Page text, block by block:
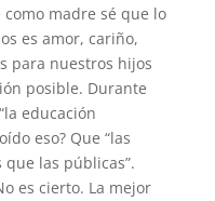
como madre sé que lo
es amor, cariño,
para nuestros hijos
posible. Durante
educación
eso? Que “las
las públicas”.
es cierto. La mejor